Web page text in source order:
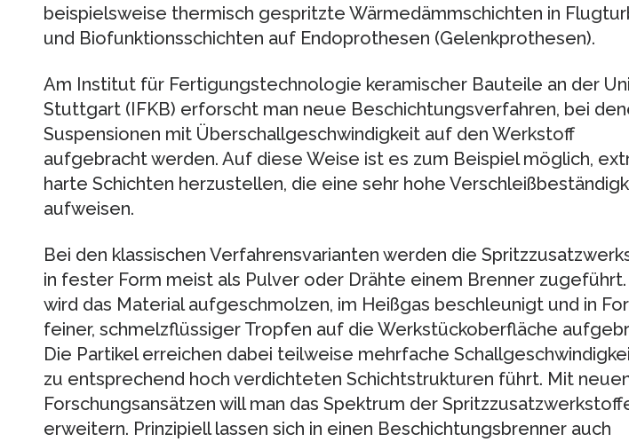
beispielsweise thermisch gespritzte Wärmedämmschichten in
und Biofunktionsschichten auf Endoprothesen (Gelenkprothesen).
Am Institut für Fertigungstechnologie keramischer Bauteile an der Uni
Stuttgart (IFKB) erforscht man neue Beschichtungsverfahren, bei
Suspensionen mit Überschallgeschwindigkeit auf den Werkstoff
aufgebracht werden. Auf diese Weise ist es zum Beispiel möglich,
harte Schichten herzustellen, die eine sehr hohe
aufweisen.
Bei den klassischen Verfahrensvarianten werden die
in fester Form meist als Pulver oder Drähte einem Brenner
wird das Material aufgeschmolzen, im Heißgas beschleunigt und in
feiner, schmelzflüssiger Tropfen auf die Werkstückoberfläche
Die Partikel erreichen dabei teilweise mehrfache
zu entsprechend hoch verdichteten Schichtstrukturen führt. Mit
Forschungsansätzen will man das Spektrum der
erweitern. Prinzipiell lassen sich in einen Beschichtungsbrenner auch